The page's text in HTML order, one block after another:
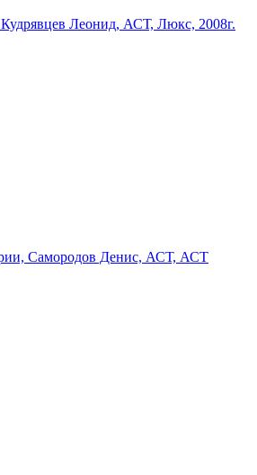
Леонид, АСТ, Люкс, 2008г.
Самородов Денис, АСТ, АСТ